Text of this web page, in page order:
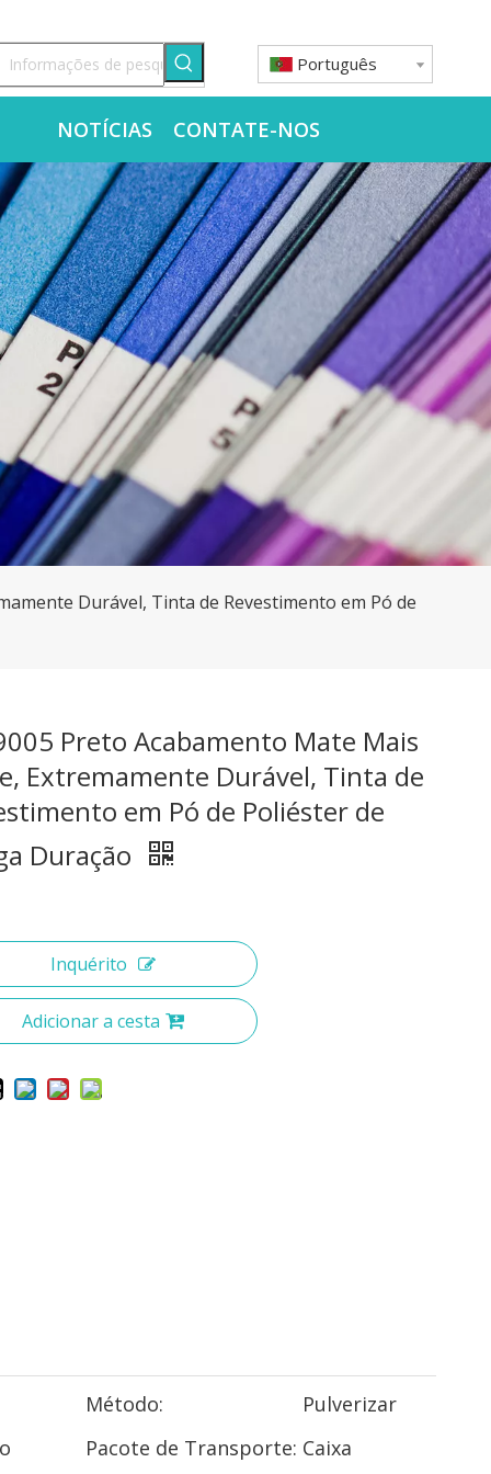
Português
NOTÍCIAS CONTATE-NOS
Durável, Tinta de Revestimento em Pó de
Preto Acabamento Mate Mais
Extremamente Durável, Tinta de
em Pó de Poliéster de
Duração
Inquérito
Adicionar a cesta
Método:
Pulverizar
Pacote de Transporte: Caixa